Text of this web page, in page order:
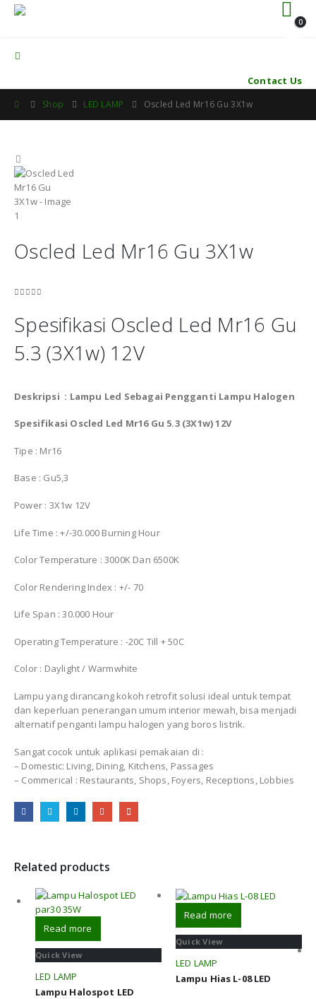
0
Contact Us
Shop LED LAMP Oscled Led Mr16 Gu 3X1w
Oscled Led Mr16 Gu 3X1w
Spesifikasi Oscled Led Mr16 Gu
5.3 (3X1w) 12V
Deskripsi : Lampu Led Sebagai Pengganti Lampu Halogen
Spesifikasi Oscled Led Mr16 Gu 5.3 (3X1w) 12V
Tipe : Mr16
Base : Gu5,3
Power : 3X1w 12V
Life Time : +/-30.000 Burning Hour
Color Temperature : 3000K Dan 6500K
Color Rendering Index : +/- 70
Life Span : 30.000 Hour
Operating Temperature : -20C Till + 50C
Color : Daylight / Warmwhite
Lampu yang dirancang kokoh retrofit solusi ideal untuk tempat
dan keperluan penerangan umum interior mewah, bisa menjadi
alternatif penganti lampu halogen yang boros listrik.
Sangat cocok untuk aplikasi pemakaian di :
– Domestic: Living, Dining, Kitchens, Passages
– Commerical : Restaurants, Shops, Foyers, Receptions, Lobbies
Related products
Read more
Quick View
LED LAMP
Lampu Halospot LED
Read more
Quick View
LED LAMP
Lampu Hias L-08 LED